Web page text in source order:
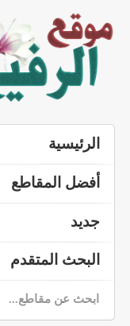
الرئيسية
أفضل المقاطع
جديد
البحث المتقدم